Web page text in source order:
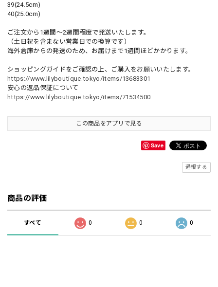
39(24.5cm)
40(25.0cm)
ご注文から1週間～2週間程度で発送いたします。
（土日祝を含まない営業日での換算です）
海外倉庫からの発送のため、お届けまで1週間ほどかかります。
ショッピングガイドをご確認の上、ご購入をお願いいたします。
https://www.lilyboutique.tokyo/items/13683301
安心の返品保証について
https://www.lilyboutique.tokyo/items/71534500
この商品をアプリで見る
Save
通報する
商品の評価
すべて 0 0 0